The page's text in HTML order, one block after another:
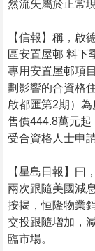
然流失屬於正常現
【信報】稱，啟
區安置屋邨 料下
專用安置屋邨項
劃影響的合資格
啟都匯第2期）
售價444.8萬元
受合資格人士申
【星島日報】曰
兩次跟隨美國減
按揭，恒隆物業
交投跟隨增加，
臨市場。